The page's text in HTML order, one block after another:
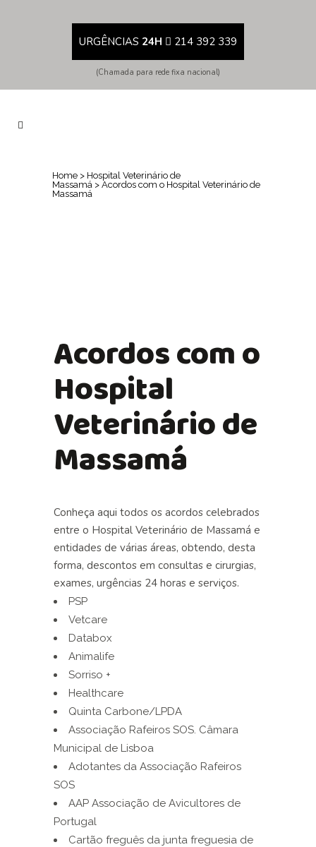
URGÊNCIAS 24H 214 392 339
(Chamada para rede fixa nacional)
Home > Hospital Veterinário de
Massamá > Acordos com o Hospital Veterinário de
Massamá
Acordos com o
Hospital
Veterinário de
Massamá
Conheça aqui todos os acordos celebrados
entre o Hospital Veterinário de Massamá e
entidades de várias áreas, obtendo, desta
forma, descontos em consultas e cirurgias,
exames, urgências 24 horase serviços.
PSP
Vetcare
Databox
Animalife
Sorriso +
Healthcare
Quinta Carbone/LPDA
Associação Rafeiros SOS. Câmara
Municipal de Lisboa
Adotantes da Associação Rafeiros
SOS
AAP Associação de Avicultores de
Portugal
Cartão freguês da junta freguesia de